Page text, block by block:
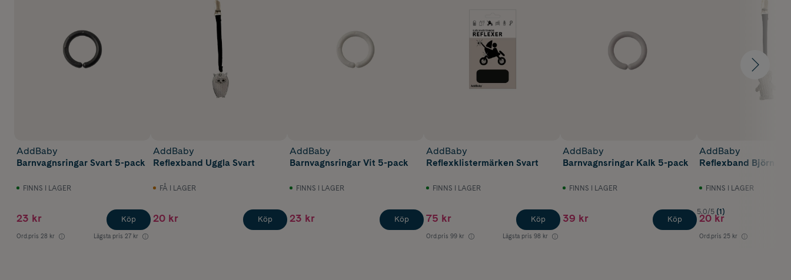
AddBaby
Barnvagnsringar Svart 5-pack
FINNS I LAGER
23 kr
Ord.pris 28 kr Lägsta pris 27 kr
Köp
AddBaby
Reflexband Uggla Svart
FÅ I LAGER
20 kr Köp
AddBaby
Barnvagnsringar Vit 5-pack
FINNS I LAGER
23 kr Köp
AddBaby
Reflexklistermärken Svart
FINNS I LAGER
75 kr
Ord.pris 99 kr Lägsta pris 98 kr
Köp
AddBaby
Barnvagnsringar Kalk 5-pack
FINNS I LAGER
39 kr Köp
AddBaby
Reflexband Björn
FINNS I LAGER
5.0/5 (1)
20 kr
Ord.pris 25 kr